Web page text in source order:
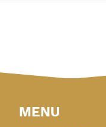
MENU